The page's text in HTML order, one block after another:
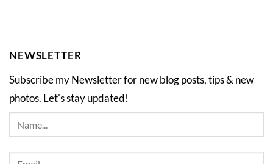
NEWSLETTER
Subscribe my Newsletter for new blog posts, tips & new
photos. Let's stay updated!